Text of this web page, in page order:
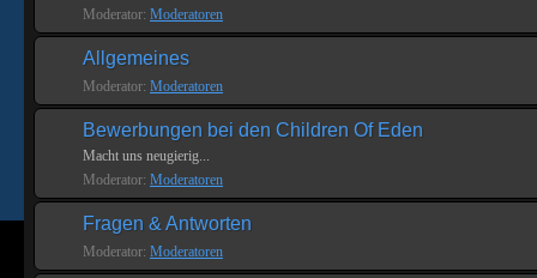
Moderator: Moderatoren
Allgemeines
Moderator: Moderatoren
Bewerbungen bei den Children Of Eden
Macht uns neugierig...
Moderator: Moderatoren
Fragen & Antworten
Moderator: Moderatoren